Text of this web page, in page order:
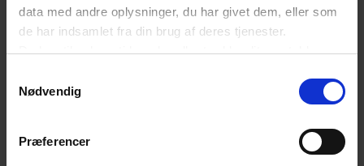
data med andre oplysninger, du har givet dem, eller som
de har indsamlet fra din brug af deres tjenester.
Du kan til enhver tid ændre eller trække dit samtykke
hjørne på websitet.
Nødvendig
Præferencer
Bliv medlem af Dansk Erhverv og få glæde af alle
medlemsfordelene. Vi tilbyder tre typer af
medlemskab: Basis, Fullservice og Arbejdsgiver.